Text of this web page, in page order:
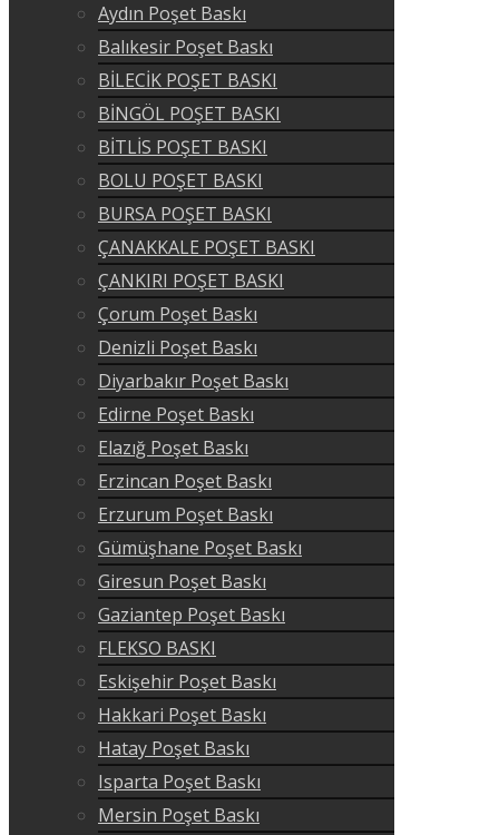
Aydın Poşet Baskı
Balıkesir Poşet Baskı
BİLECİK POŞET BASKI
BİNGÖL POŞET BASKI
BİTLİS POŞET BASKI
BOLU POŞET BASKI
BURSA POŞET BASKI
ÇANAKKALE POŞET BASKI
ÇANKIRI POŞET BASKI
Çorum Poşet Baskı
Denizli Poşet Baskı
Diyarbakır Poşet Baskı
Edirne Poşet Baskı
Elazığ Poşet Baskı
Erzincan Poşet Baskı
Erzurum Poşet Baskı
Gümüşhane Poşet Baskı
Giresun Poşet Baskı
Gaziantep Poşet Baskı
FLEKSO BASKI
Eskişehir Poşet Baskı
Hakkari Poşet Baskı
Hatay Poşet Baskı
Isparta Poşet Baskı
Mersin Poşet Baskı